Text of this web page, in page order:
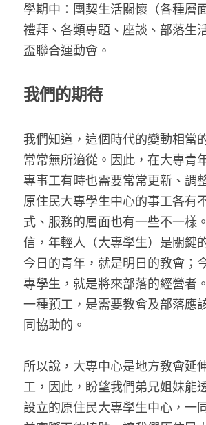
學期中：團契生活關懷（各種層
禮拜、各類專題、座談、部落生
盃聯合運動會。
我們的期待
我們知道，這個時代的變動相當
常常無所適從。因此，在大專青
專事工有時也需要常常更新、調
原住民大專學生中心的事工各有
式、服務的層面也有一些不一樣
信，年輕人（大專學生）是關鍵
今日的青年，就是明日的教會；
專學生，就是將來部落的經營者
一種預工，是需要教會及部落應
同協助的。
所以說，大專中心是地方教會延
工，因此，盼望我們弟兄姐妹能
設立的原住民大專學生中心，一